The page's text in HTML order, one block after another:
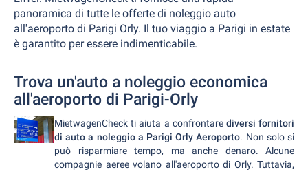
panoramica di tutte le offerte di noleggio auto
all'aeroporto di Parigi Orly. Il tuo viaggio a Parigi in estate
è garantito per essere indimenticabile.
Trova un'auto a noleggio economica
all'aeroporto di Parigi-Orly
MietwagenCheck ti aiuta a confrontare diversi fornitori
di auto a noleggio a Parigi Orly Aeroporto. Non solo si
può risparmiare tempo, ma anche denaro. Alcune
compagnie aeree volano all'aeroporto di Orly. Tuttavia,